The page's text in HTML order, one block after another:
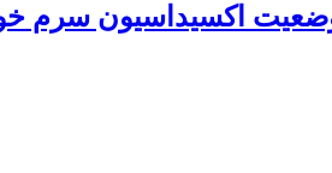
وضعیت اکسیداسیون سرم